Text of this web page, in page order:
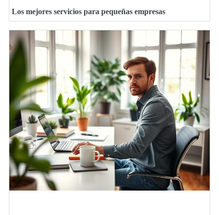
Los mejores servicios para pequeñas empresas